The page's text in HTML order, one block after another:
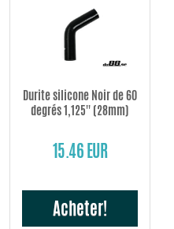
Durite silicone Noir de 60
degrés 1,125'' (28mm)
15.46 EUR
Acheter!